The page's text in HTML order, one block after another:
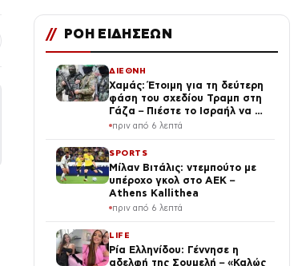
// ΡΟΗ ΕΙΔΗΣΕΩΝ
ΔΙΕΘΝΗ
Χαμάς: Έτοιμη για τη δεύτερη
φάση του σχεδίου Τραμπ στη
Γάζα – Πιέστε το Ισραήλ να το
εφαρμόσει
πριν από 6 λεπτά
SPORTS
Μίλαν Βιτάλις: ντεμπούτο με
υπέροχο γκολ στο ΑΕΚ –
Athens Kallithea
πριν από 6 λεπτά
LIFE
Ρία Ελληνίδου: Γέννησε η
αδελφή της Σουμελή – «Καλώς